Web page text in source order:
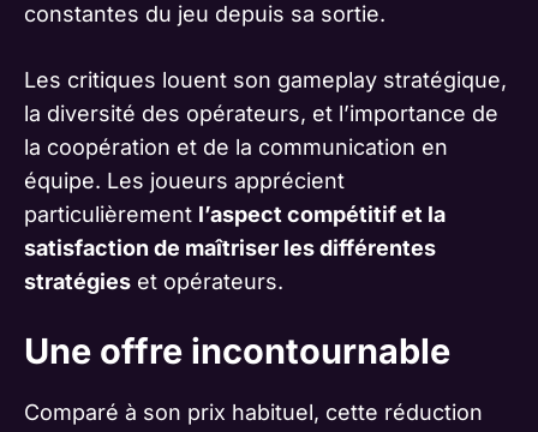
constantes du jeu depuis sa sortie.
Les critiques louent son gameplay stratégique,
la diversité des opérateurs, et l’importance de
la coopération et de la communication en
équipe. Les joueurs apprécient
particulièrement l’aspect compétitif et la
satisfaction de maîtriser les différentes
stratégies et opérateurs.
Une offre incontournable
Comparé à son prix habituel, cette réduction